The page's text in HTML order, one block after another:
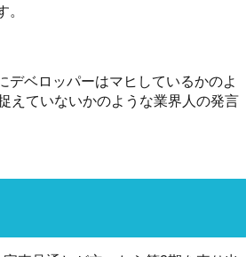
デベロッパーはマヒしているかのよ
えていないかのような業界人の発言